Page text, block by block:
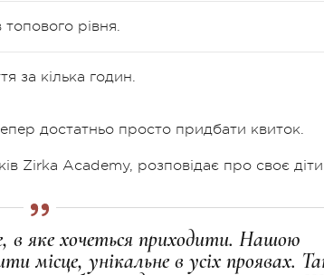
рівня.
за кілька годин.
достатньо просто придбати квиток.
Zirka Academy, розповідає про своє
в яке хочеться приходити. Нашою
місце, унікальне в усіх проявах.